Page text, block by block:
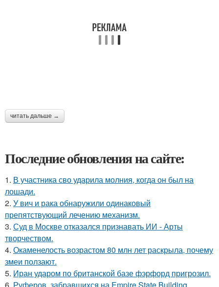
читать дальше →
Последние обновления на сайте:
1. В участника сво ударила молния, когда он был на
лошади.
2. У вич и рака обнаружили одинаковый
препятствующий лечению механизм.
3. Суд в Москве отказался признавать ИИ - Арты
творчеством.
4. Окаменелость возрастом 80 млн лет раскрыла, почему
змеи ползают.
5. Иран ударом по британской базе фэрфорд пригрозил.